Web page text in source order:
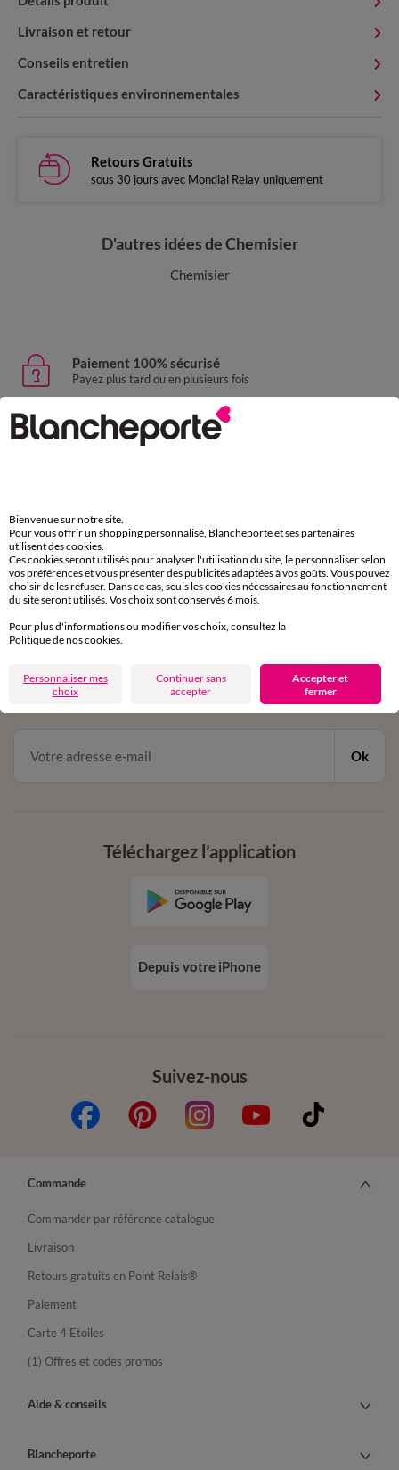
Livraison et retour
Conseils entretien
Caractéristiques environnementales
Retours Gratuits
sous 30 jours avec Mondial Relay uniquement
D'autres idées de Chemisier
Chemisier
Paiement 100% sécurisé
Payez plus tard ou en plusieurs fois
Livraison express
domicile, relais, consignes automatiques
Service clients
par chat et par téléphone
de 8h00 à 20h00 du lundi au samedi
en vous inscrivant à la newsletter
dès 20€ d’achat
conditions dans votre email de confirmation
Ok
Suivez-nous
Téléchargez l’application
Depuis votre iPhone
Commande
Commander par référence catalogue
Livraison
Retours gratuits en Point Relais®
Paiement
Carte 4 Etoiles
(1) Offres et codes promos
Aide & conseils
Blancheporte
Bienvenue sur notre site.
Pour vous offrir un shopping personnalisé, Blancheporte et ses partenaires
utilisent des cookies.
Ces cookies seront utilisés pour analyser l'utilisation du site, le personnaliser selon
vos préférences et vous présenter des publicités adaptées à vos goûts. Vous pouvez
choisir de les refuser. Dans ce cas, seuls les cookies nécessaires au fonctionnement
du site seront utilisés. Vos choix sont conservés 6 mois.
Pour plus d'informations ou modifier vos choix, consultez la
Politique de nos cookies.
Personnaliser mes
choix
Continuer sans
accepter
Accepter et
fermer